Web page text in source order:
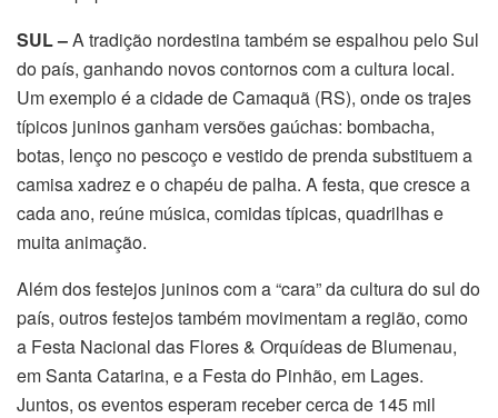
SUL –A tradição nordestina também se espalhou pelo Sul
do país, ganhando novos contornos com a cultura local.
Um exemplo é a cidade de Camaquã (RS), onde os trajes
típicos juninos ganham versões gaúchas: bombacha,
botas, lenço no pescoço e vestido de prenda substituem a
camisa xadrez e o chapéu de palha. A festa, que cresce a
cada ano, reúne música, comidas típicas, quadrilhas e
muita animação.
Além dos festejos juninos com a “cara” da cultura do sul do
país, outros festejos também movimentam a região, como
a Festa Nacional das Flores & Orquídeas de Blumenau,
em Santa Catarina, e a Festa do Pinhão, em Lages.
Juntos, os eventos esperam receber cerca de 145 mil